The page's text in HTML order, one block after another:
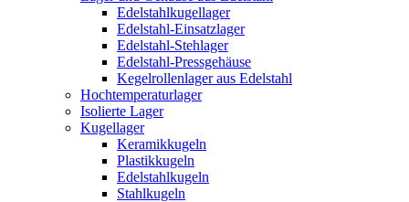
Edelstahlkugellager
Edelstahl-Einsatzlager
Edelstahl-Stehlager
Edelstahl-Pressgehäuse
Kegelrollenlager aus Edelstahl
Hochtemperaturlager
Isolierte Lager
Kugellager
Keramikkugeln
Plastikkugeln
Edelstahlkugeln
Stahlkugeln